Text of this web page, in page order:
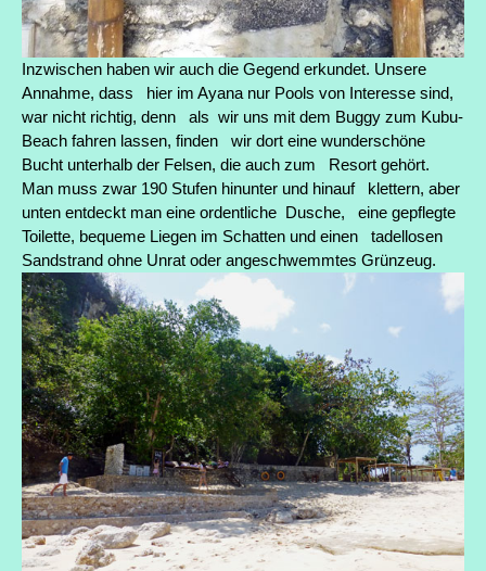
Inzwischen haben wir auch die Gegend erkundet. Unsere
Annahme, dass hier im Ayana nur Pools von Interesse sind,
war nicht richtig, denn als wir uns mit dem Buggy zum Kubu-
Beach fahren lassen, finden wir dort eine wunderschöne
Bucht unterhalb der Felsen, die auch zum Resort gehört.
Man muss zwar 190 Stufen hinunter und hinauf klettern, aber
unten entdeckt man eine ordentliche Dusche, eine gepflegte
Toilette, bequeme Liegen im Schatten und einen tadellosen
Sandstrand ohne Unrat oder angeschwemmtes Grünzeug.